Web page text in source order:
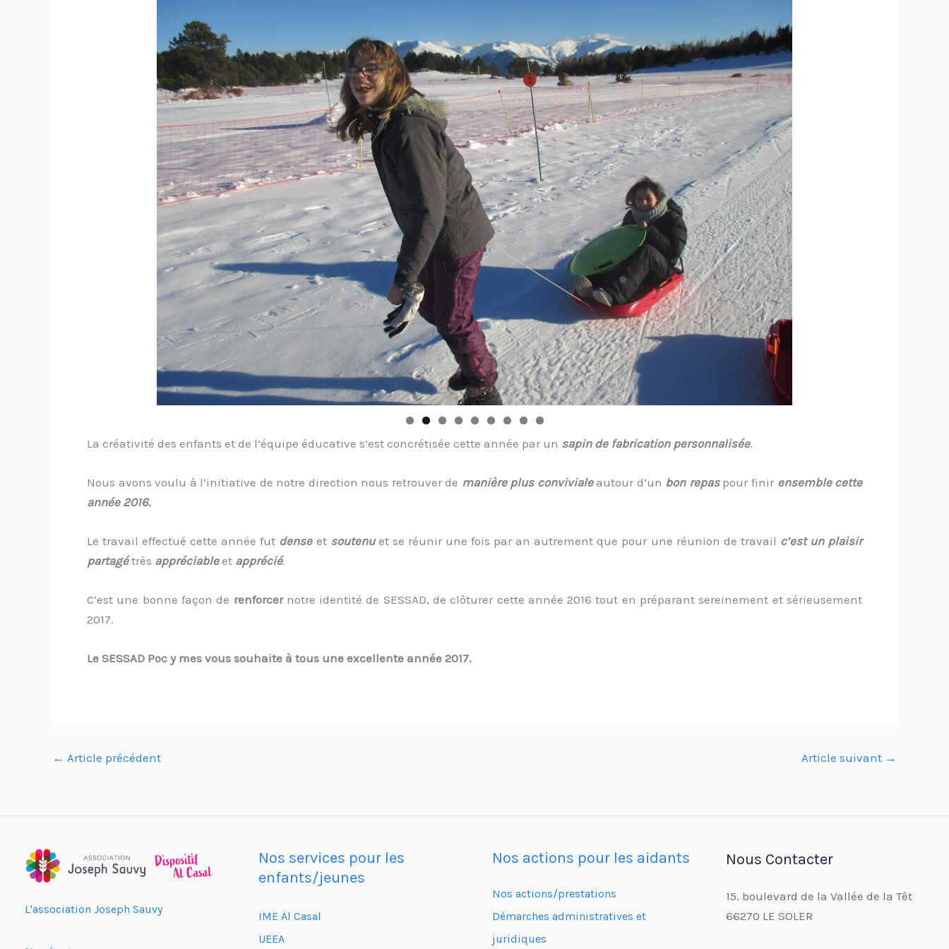
La créativité des enfants et de l’équipe éducative s’est concrétisée cette année par un sapin de fabrication personnalisée.
Nous avons voulu à l’initiative de notre direction nous retrouver de manière plus convivialeautour d’un bon repaspour finir ensemble cette
année 2016.
Le travail effectué cette année fut denseet soutenuet se réunir une fois par an autrement que pour une réunion de travail c’est un plaisir
partagétrès appréciableet apprécié.
C’est une bonne façon de renforcernotre identité de SESSAD, de clôturer cette année 2016 tout en préparant sereinement et sérieusement
2017.
Le SESSAD Poc y mes vous souhaite à tous une excellente année 2017.
← Article précédent Article suivant →
L'association Joseph Sauvy
Nos services pour les
enfants/jeunes
IME Al Casal
UEEA
Nos actions pour les aidants
Nos actions/prestations
Démarches administratives et
juridiques
Nous Contacter
15. boulevard de la Vallée de la Têt
66270 LE SOLER